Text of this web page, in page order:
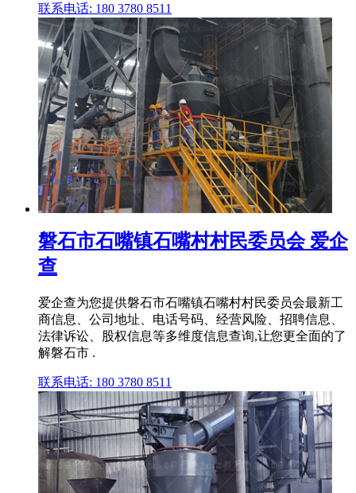
联系电话: 180 3780 8511
磐石市石嘴镇石嘴村村民委员会 爱企
查
爱企查为您提供磐石市石嘴镇石嘴村村民委员会最新工
商信息、公司地址、电话号码、经营风险、招聘信息、
法律诉讼、股权信息等多维度信息查询,让您更全面的了
解磐石市 .
联系电话: 180 3780 8511